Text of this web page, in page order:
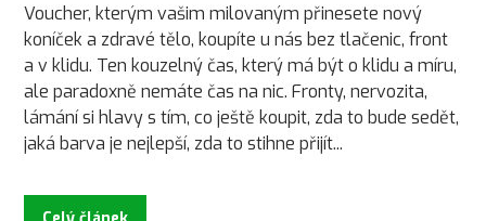
Voucher, kterým vašim milovaným přinesete nový
koníček a zdravé tělo, koupíte u nás bez tlačenic, front
a v klidu. Ten kouzelný čas, který má být o klidu a míru,
ale paradoxně nemáte čas na nic. Fronty, nervozita,
lámání si hlavy s tím, co ještě koupit, zda to bude sedět,
jaká barva je nejlepší, zda to stihne přijít...